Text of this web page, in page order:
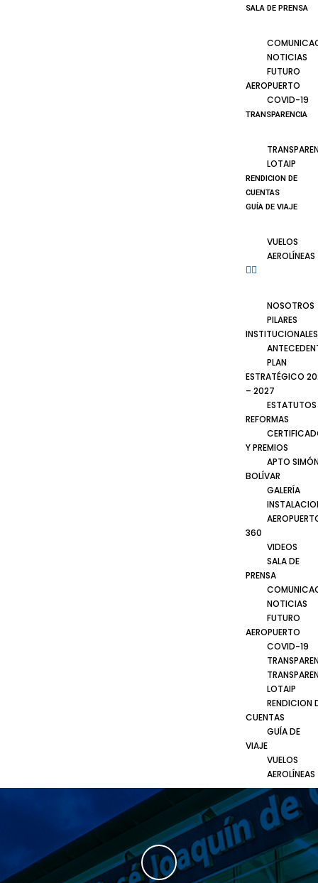
SALA DE PRENSA
NOTICIAS
FUTURO
AEROPUERTO
COVID-19
TRANSPARENCIA
LOTAIP
RENDICION DE
CUENTAS
GUÍA DE VIAJE
VUELOS
AEROLÍNEAS
NOSOTROS
PILARES
INSTITUCIONALES
PLAN
ESTRATÉGICO
– 2027
ESTATUTOS
REFORMAS
Y PREMIOS
APTO
BOLÍVAR
GALERÍA
360
VIDEOS
SALA DE
PRENSA
NOTICIAS
FUTURO
AEROPUERTO
COVID-19
LOTAIP
RENDICION
CUENTAS
GUÍA DE
VIAJE
VUELOS
AEROLÍNEAS